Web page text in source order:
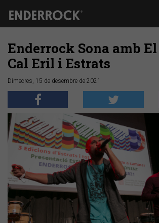
Enderrock Sona amb
Cal Eril i Estrats
Dimecres, 15 de desembre de 2021
Anterior